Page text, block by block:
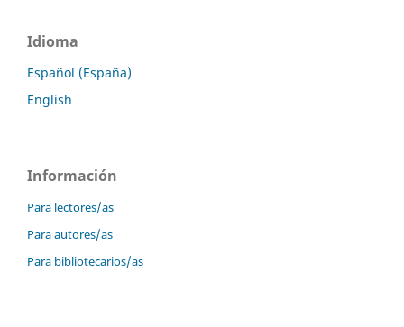
Idioma
Español (España)
English
Información
Para lectores/as
Para autores/as
Para bibliotecarios/as